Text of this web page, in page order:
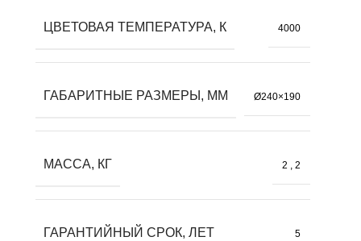
ЦВЕТОВАЯ ТЕМПЕРАТУРА, К 4000
ГАБАРИТНЫЕ РАЗМЕРЫ, ММ Ø240×190
МАССА, КГ 2 , 2
ГАРАНТИЙНЫЙ СРОК, ЛЕТ 5